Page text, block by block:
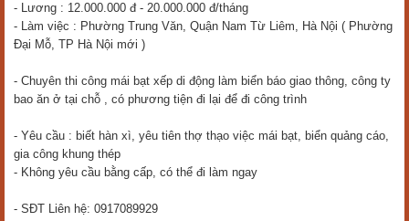
- Lương : 12.000.000 đ - 20.000.000 đ/tháng
- Làm việc : Phường Trung Văn, Quận Nam Từ Liêm, Hà Nội ( Phường
Đại Mỗ, TP Hà Nội mới )
- Chuyên thi công mái bạt xếp di động làm biển báo giao thông, công ty
bao ăn ở tại chỗ , có phương tiện đi lại để đi công trình
- Yêu cầu : biết hàn xì, yêu tiên thợ thạo việc mái bạt, biển quảng cáo,
gia công khung thép
- Không yêu cầu bằng cấp, có thể đi làm ngay
- SĐT Liên hệ: 0917089929